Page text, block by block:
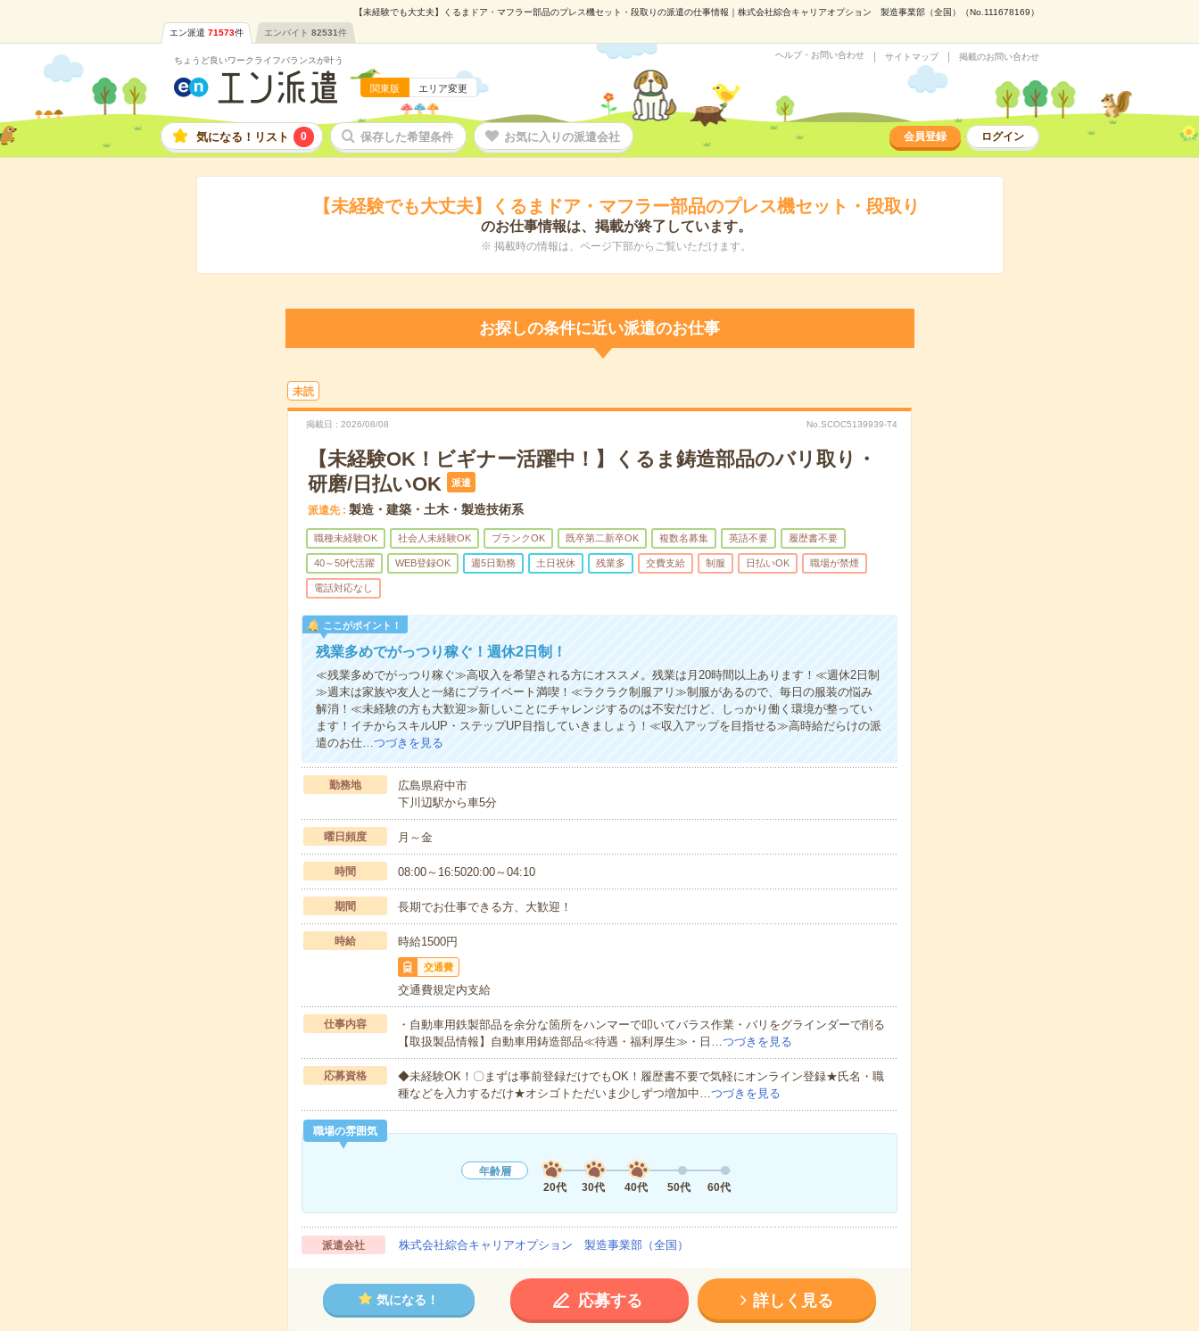
【未経験でも大丈夫】くるまドア・マフラー部品のプレス機セット・段取りの派遣の仕事情報｜株式会社綜合キャリアオプション 製造事業部（全国）（No.111678169）
エン派遣 71573件 エンバイト 82531件
ちょうど良いワークライフバランスが叶う
関東版 エリア変更
ヘルプ・お問い合わせ サイトマップ 掲載のお問い合わせ
気になる！リスト 0 保存した希望条件 お気に入りの派遣会社 会員登録 ログイン
【未経験でも大丈夫】くるまドア・マフラー部品のプレス機セット・段取り
のお仕事情報は、掲載が終了しています。
※ 掲載時の情報は、ページ下部からご覧いただけます。
お探しの条件に近い派遣のお仕事
未読
掲載日 2026/08/08 No.SCOC5139939-T4
【未経験OK！ビギナー活躍中！】くるま鋳造部品のバリ取り・
研磨/日払いOK
派遣
派遣先 製造・建築・土木・製造技術系
職種未経験OK 社会人未経験OK ブランクOK 既卒第二新卒OK 複数名募集 英語不要 履歴書不要
40～50代活躍 WEB登録OK 週5日勤務 土日祝休 残業多 交費支給 制服 日払いOK 職場が禁煙
電話対応なし
ここがポイント！
残業多めでがっつり稼ぐ！週休2日制！
≪残業多めでがっつり稼ぐ≫高収入を希望される方にオススメ。残業は月20時間以上あります！≪週休2日制
≫週末は家族や友人と一緒にプライベート満喫！≪ラクラク制服アリ≫制服があるので、毎日の服装の悩み
解消！≪未経験の方も大歓迎≫新しいことにチャレンジするのは不安だけど、しっかり働く環境が整ってい
ます！イチからスキルUP・ステップUP目指していきましょう！≪収入アップを目指せる≫高時給だらけの派
遣のお仕…つづきを見る
勤務地
広島県府中市
下川辺駅から車5分
曜日頻度 月～金
時間 08:00～16:5020:00～04:10
期間 長期でお仕事できる方、大歓迎！
時給 時給1500円
交通費
交通費規定内支給
仕事内容
・自動車用鉄製部品を余分な箇所をハンマーで叩いてバラス作業・バリをグラインダーで削る
【取扱製品情報】自動車用鋳造部品≪待遇・福利厚生≫・日…つづきを見る
応募資格
◆未経験OK！〇まずは事前登録だけでもOK！履歴書不要で気軽にオンライン登録★氏名・職
種などを入力するだけ★オシゴトただいま少しずつ増加中…つづきを見る
職場の雰囲気
年齢層
20代
30代 40代 50代 60代
派遣会社 株式会社綜合キャリアオプション 製造事業部（全国）
気になる！ 応募する 詳しく見る